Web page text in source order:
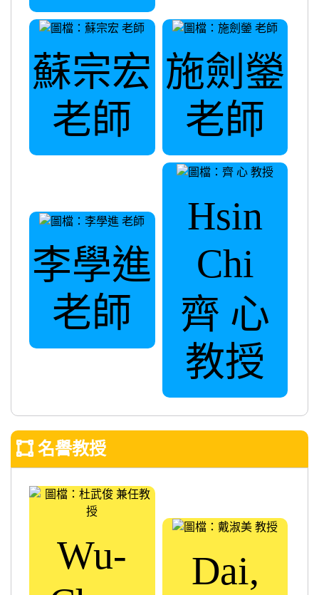
蘇宗宏
老師
施劍鎣
老師
李學進
老師
Hsin
Chi
齊 心
教授
名譽教授
Wu-
Dai,